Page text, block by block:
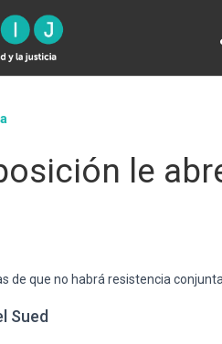
le
de que no habrá resistencia
Sued